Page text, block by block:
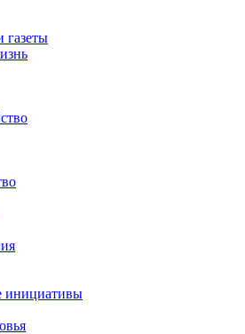
газеты
инициативы